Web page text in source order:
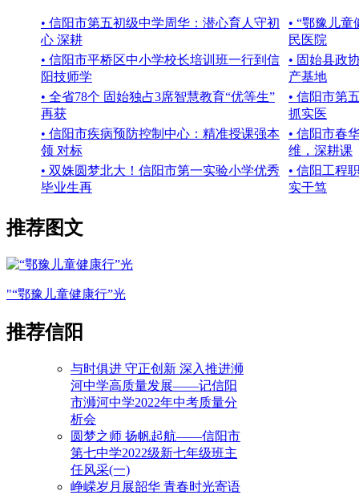
• 信阳市第五初级中学周华：潜心育人守初
心 深耕
• “鄂豫儿
民医院
• 信阳市平桥区中小学校长培训班一行到信
阳技师学
• 固始县政
产基地
• 全省78个 固始独占3席智慧教育“优等生”
再获
• 信阳市第
抓实医
• 信阳市疾病预防控制中心：精准授课强本
领 对标
• 信阳市春
维，深耕课
• 双姝圆梦北大！信阳市第一实验小学优秀
毕业生再
• 信阳工程
实干笃
推荐图文
"“鄂豫儿童健康行”光
推荐信阳
与时俱进 守正创新 深入推进浉
河中学高质量发展——记信阳
市浉河中学2022年中考质量分
析会
圆梦之师 扬帆起航——信阳市
第七中学2022级新七年级班主
任风采(一)
峥嵘岁月展韶华 青春时光寄语